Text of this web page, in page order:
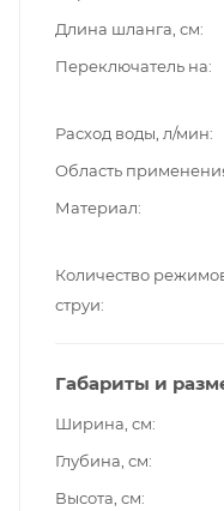
Длина шланга, см
Переключатель на
Расход воды, л/мин
Область
Материал
Количество
струи
Габариты и
Ширина, см
Глубина, см
Высота, см